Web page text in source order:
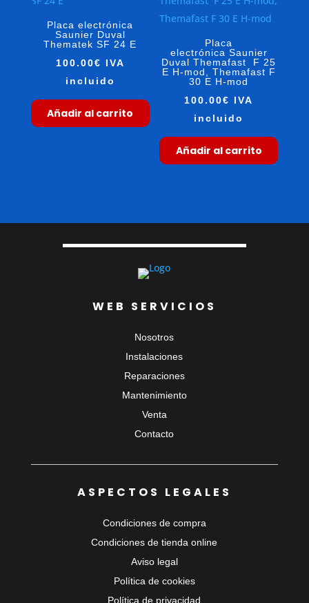
Placa electrónica
Saunier Duval
Thematek SF 24 E
100.00€ IVA
incluido
Añadir al carrito
Placa
electrónica Saunier
Duval Themafast F 25
E H-mod, Themafast F
30 E H-mod
100.00€ IVA
incluido
Añadir al carrito
WEB SERVICIOS
Nosotros
Instalaciones
Reparaciones
Mantenimiento
Venta
Contacto
ASPECTOS LEGALES
Condiciones de compra
Condiciones de tienda online
Aviso legal
Política de cookies
Política de privacidad